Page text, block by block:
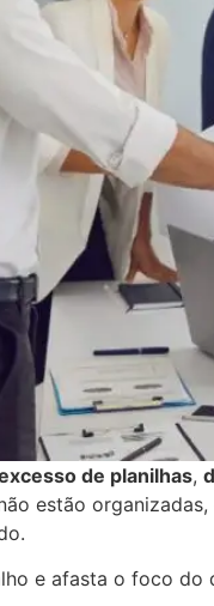
de planilhas,
estão
e afasta o foco do